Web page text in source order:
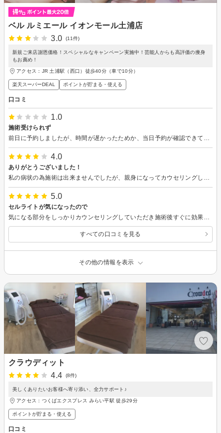
ベル ルミエール イオンモール土浦店
3.0
(11件)
新規ご来店謝恩価格！スペシャルなキャンペーン実施中！芸能人からも高評価の痩身
もお薦め！
アクセス：JR 土浦駅（西口）徒歩40分（車で10分）
楽天スーパーDEAL ポイントが貯まる・使える
口コミ
1.0
施術受けられず
4.0
ありがとうございました！
5.0
セルライトが気になったので
すべての口コミを見る
その他の情報を表示
クラウディット
4.4
(8件)
美しくありたいお客様へ寄り添い、全力サポート♪
アクセス：つくばエクスプレス みらい平駅 徒歩29分
ポイントが貯まる・使える
口コミ